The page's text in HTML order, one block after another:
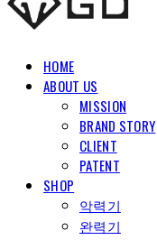
HOME
ABOUT US
MISSION
BRAND STORY
CLIENT
PATENT
SHOP
악력기
완력기